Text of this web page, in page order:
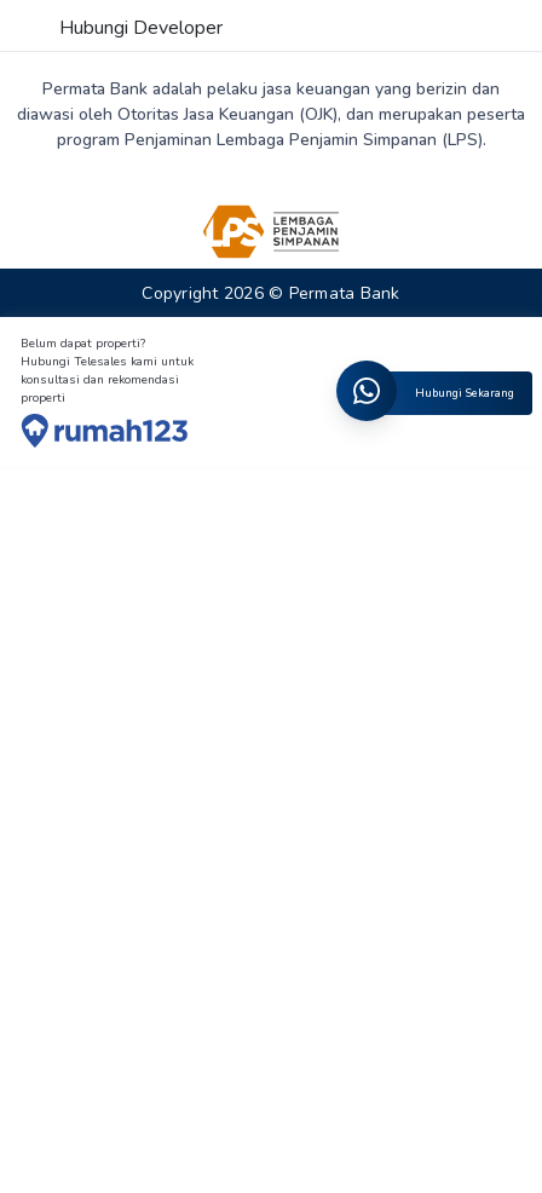
Hubungi Developer
Permata Bank adalah pelaku jasa keuangan yang berizin dan
diawasi oleh Otoritas Jasa Keuangan (OJK), dan merupakan peserta
program Penjaminan Lembaga Penjamin Simpanan (LPS).
Copyright 2026 © Permata Bank
Belum dapat properti?
Hubungi Telesales kami untuk
konsultasi dan rekomendasi
properti
Hubungi Sekarang